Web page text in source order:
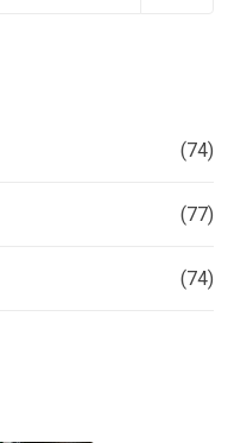
(74)
(77)
(74)